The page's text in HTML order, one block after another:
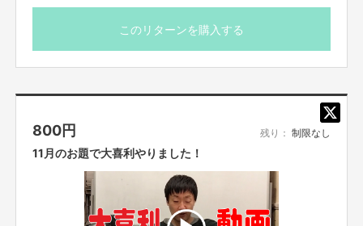
このリターンを購入する
800円 残り： 制限なし
11月のお題で大喜利やりました！